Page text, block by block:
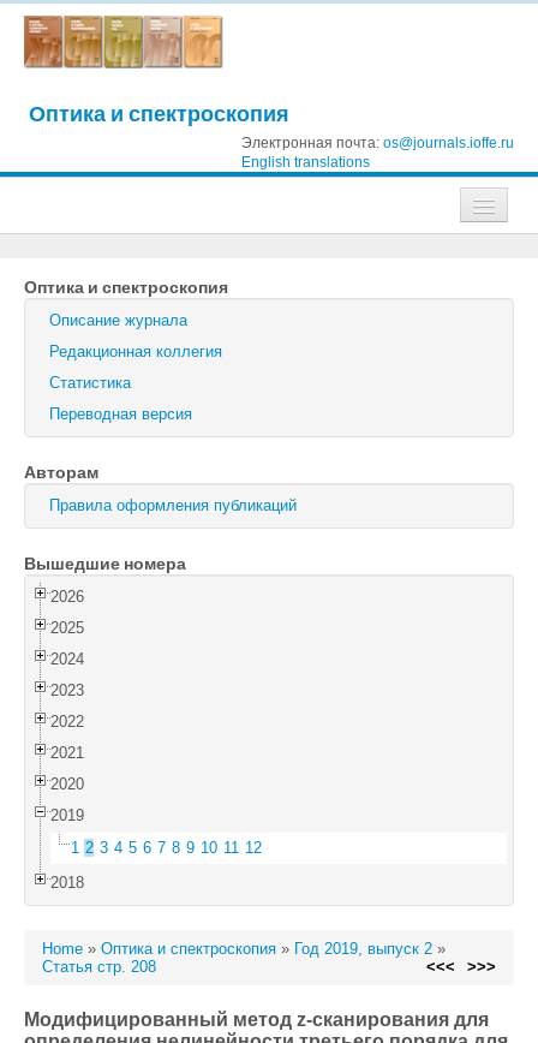
Оптика и спектроскопия
Электронная почта: os@journals.ioffe.ru
English translations
Журнал технической физики
Письма в Журнал технической физики
Физика твердого тела
Физика и техника полупроводников
Оптика и спектроскопия
Поиск
Войти
Оптика и спектроскопия
Описание журнала
Редакционная коллегия
Статистика
Переводная версия
Авторам
Правила оформления публикаций
Вышедшие номера
2026
2025
2024
2023
2022
2021
2020
2019
1 2 3 4 5 6 7 8 9 10 11 12
2018
Home » Оптика и спектроскопия » Год 2019, выпуск 2 »
Статья стр. 208
<<< >>>
Модифицированный метод z-сканирования для